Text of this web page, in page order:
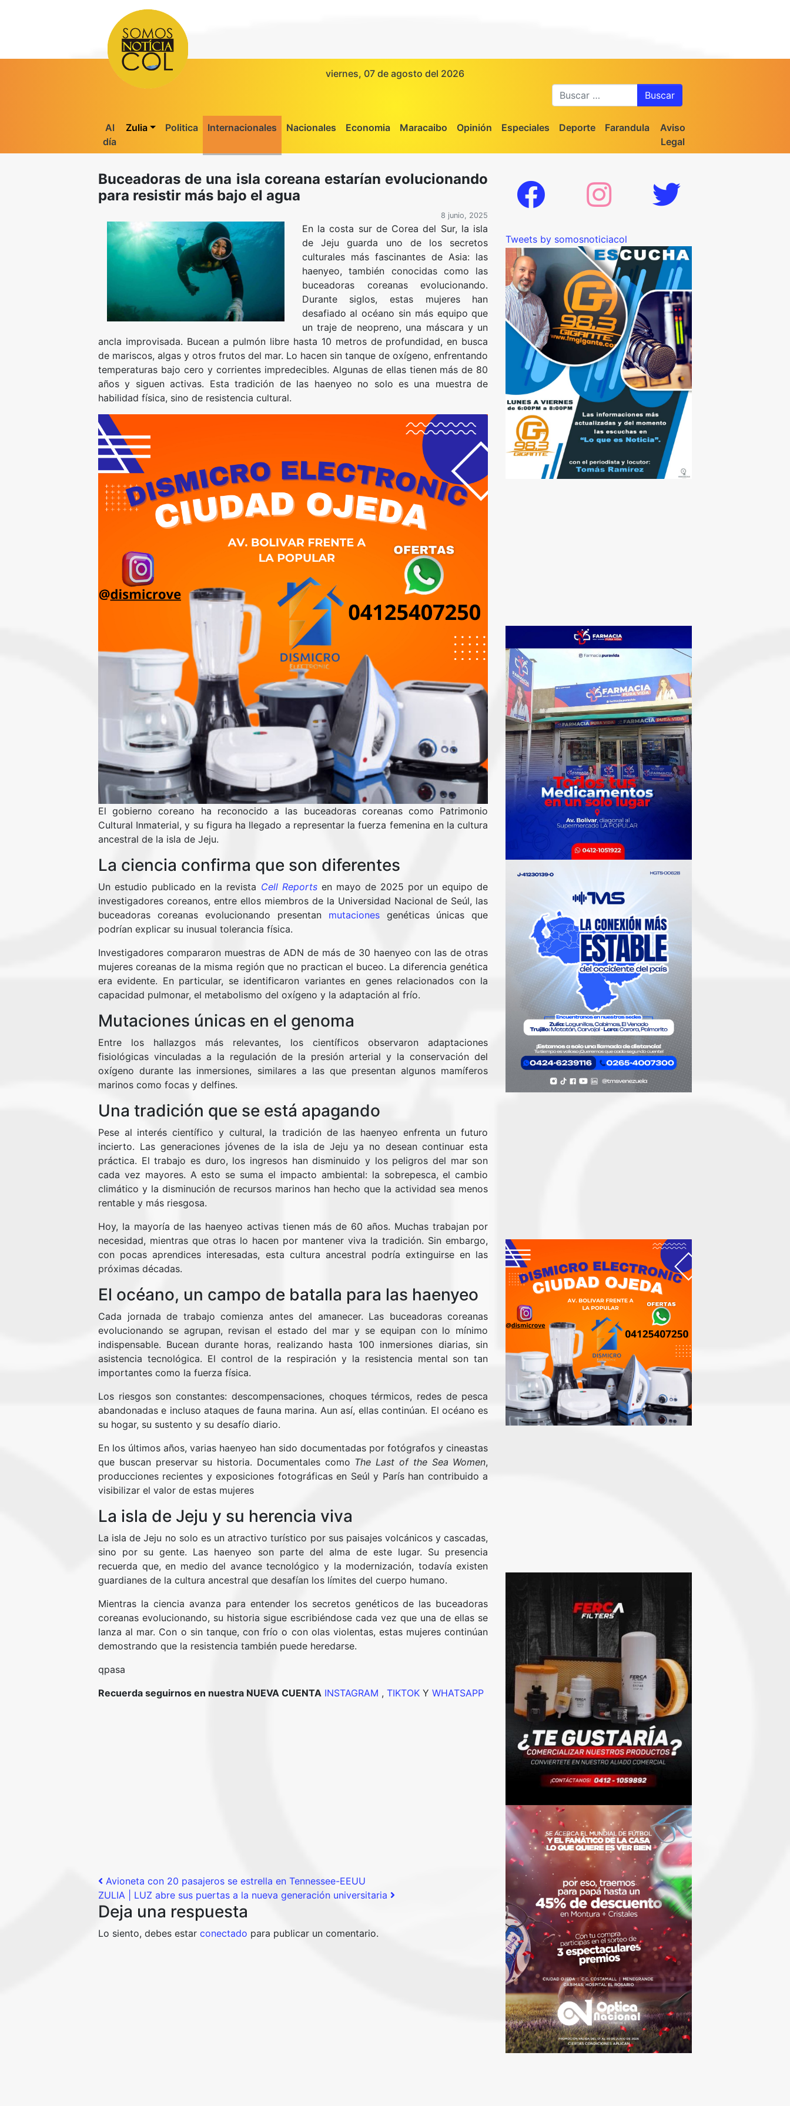
viernes, 07 de agosto del 2026
Al
día
Zulia Politica Internacionales Nacionales Economia Maracaibo Opinión Especiales Deporte Farandula
Aviso
Legal
Buceadoras de una isla coreana estarían evolucionando
para resistir más bajo el agua
8 junio, 2025
En la costa sur de Corea del Sur, la isla
de Jeju guarda uno de los secretos
culturales más fascinantes de Asia: las
haenyeo, también conocidas como las
buceadoras coreanas evolucionando.
Durante siglos, estas mujeres han
desafiado al océano sin más equipo que
un traje de neopreno, una máscara y un
ancla improvisada. Bucean a pulmón libre hasta 10 metros de profundidad, en busca
de mariscos, algas y otros frutos del mar. Lo hacen sin tanque de oxígeno, enfrentando
temperaturas bajo cero y corrientes impredecibles. Algunas de ellas tienen más de 80
años y siguen activas. Esta tradición de las haenyeo no solo es una muestra de
habilidad física, sino de resistencia cultural.
El gobierno coreano ha reconocido a las buceadoras coreanas como Patrimonio
Cultural Inmaterial, y su figura ha llegado a representar la fuerza femenina en la cultura
ancestral de la isla de Jeju.
La ciencia confirma que son diferentes
Un estudio publicado en la revista Cell Reports en mayo de 2025 por un equipo de
investigadores coreanos, entre ellos miembros de la Universidad Nacional de Seúl, las
buceadoras coreanas evolucionando presentan mutacionesgenéticas únicas que
podrían explicar su inusual tolerancia física.
Investigadores compararon muestras de ADN de más de 30 haenyeo con las de otras
mujeres coreanas de la misma región que no practican el buceo. La diferencia genética
era evidente. En particular, se identificaron variantes en genes relacionados con la
capacidad pulmonar, el metabolismo del oxígeno y la adaptación al frío.
Mutaciones únicas en el genoma
Entre los hallazgos más relevantes, los científicos observaron adaptaciones
fisiológicas vinculadas a la regulación de la presión arterial y la conservación del
oxígeno durante las inmersiones, similares a las que presentan algunos mamíferos
marinos como focas y delfines.
Una tradición que se está apagando
Pese al interés científico y cultural, la tradición de las haenyeo enfrenta un futuro
incierto. Las generaciones jóvenes de la isla de Jeju ya no desean continuar esta
práctica. El trabajo es duro, los ingresos han disminuido y los peligros del mar son
cada vez mayores. A esto se suma el impacto ambiental: la sobrepesca, el cambio
climático y la disminución de recursos marinos han hecho que la actividad sea menos
rentable y más riesgosa.
Hoy, la mayoría de las haenyeo activas tienen más de 60 años. Muchas trabajan por
necesidad, mientras que otras lo hacen por mantener viva la tradición. Sin embargo,
con pocas aprendices interesadas, esta cultura ancestral podría extinguirse en las
próximas décadas.
El océano, un campo de batalla para las haenyeo
Cada jornada de trabajo comienza antes del amanecer. Las buceadoras coreanas
evolucionando se agrupan, revisan el estado del mar y se equipan con lo mínimo
indispensable. Bucean durante horas, realizando hasta 100 inmersiones diarias, sin
asistencia tecnológica. El control de la respiración y la resistencia mental son tan
importantes como la fuerza física.
Los riesgos son constantes: descompensaciones, choques térmicos, redes de pesca
abandonadas e incluso ataques de fauna marina. Aun así, ellas continúan. El océano es
su hogar, su sustento y su desafío diario.
En los últimos años, varias haenyeo han sido documentadas por fotógrafos y cineastas
que buscan preservar su historia. Documentales como The Last of the Sea Women,
producciones recientes y exposiciones fotográficas en Seúl y París han contribuido a
visibilizar el valor de estas mujeres
La isla de Jeju y su herencia viva
La isla de Jeju no solo es un atractivo turístico por sus paisajes volcánicos y cascadas,
sino por su gente. Las haenyeo son parte del alma de este lugar. Su presencia
recuerda que, en medio del avance tecnológico y la modernización, todavía existen
guardianes de la cultura ancestral que desafían los límites del cuerpo humano.
Mientras la ciencia avanza para entender los secretos genéticos de las buceadoras
coreanas evolucionando, su historia sigue escribiéndose cada vez que una de ellas se
lanza al mar. Con o sin tanque, con frío o con olas violentas, estas mujeres continúan
demostrando que la resistencia también puede heredarse.
qpasa
Recuerda seguirnos en nuestra NUEVA CUENTA INSTAGRAM , TIKTOK Y WHATSAPP
Post navigation
Avioneta con 20 pasajeros se estrella en Tennessee-EEUU
ZULIA | LUZ abre sus puertas a la nueva generación universitaria
Deja una respuesta
Lo siento, debes estar conectado para publicar un comentario.
Tweets by somosnoticiacol